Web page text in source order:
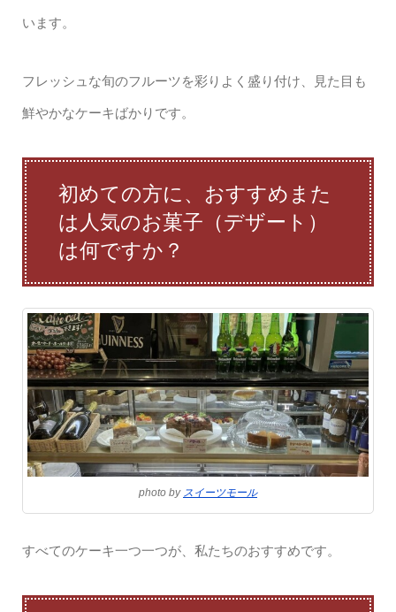
います。
フレッシュな旬のフルーツを彩りよく盛り付け、見た目も
鮮やかなケーキばかりです。
初めての方に、おすすめまた
は人気のお菓子（デザート）
は何ですか？
photo by スイーツモール
すべてのケーキ一つ一つが、私たちのおすすめです。